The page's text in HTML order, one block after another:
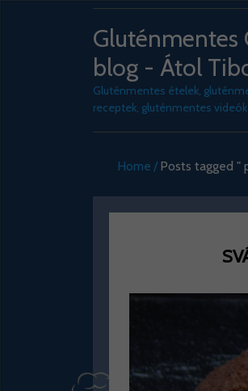
Gluténmentes
blog - Átol
Gluténmentes ételek,
receptek, gluténmentes videók
Home Posts tagged "